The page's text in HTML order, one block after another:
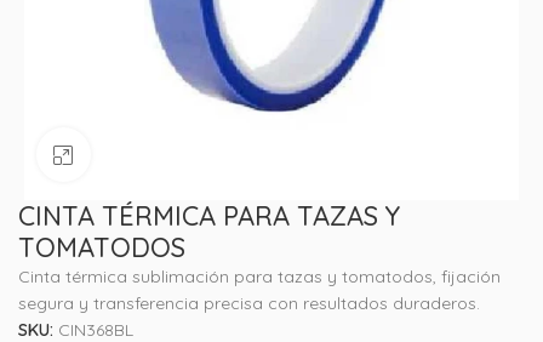
CINTA TÉRMICA PARA TAZAS Y
TOMATODOS
Cinta térmica sublimación para tazas y tomatodos, fijación
segura y transferencia precisa con resultados duraderos.
SKU: CIN368BL